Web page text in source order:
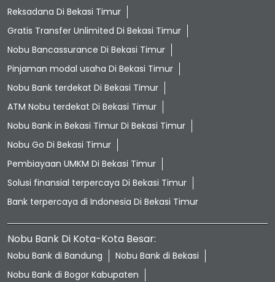
Reksadana Di Bekasi Timur
Gratis Transfer Unlimited Di Bekasi Timur
Nobu Bancassurance Di Bekasi Timur
Pinjaman modal usaha Di Bekasi Timur
Nobu Bank terdekat Di Bekasi Timur
ATM Nobu terdekat Di Bekasi Timur
Nobu Bank in Bekasi Timur Di Bekasi Timur
Nobu Go Di Bekasi Timur
Pembiayaan UMKM Di Bekasi Timur
Solusi finansial terpercaya Di Bekasi Timur
Bank terpercaya di Indonesia Di Bekasi Timur
Nobu Bank Di Kota-Kota Besar:
Nobu Bank di Bandung
Nobu Bank di Bekasi
Nobu Bank di Bogor Kabupaten